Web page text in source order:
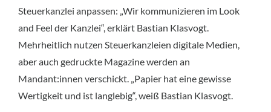
Steuerkanzlei anpassen: „Wir kommunizieren im Look
and Feel der Kanzlei“, erklärt Bastian Klasvogt.
Mehrheitlich nutzen Steuerkanzleien digitale Medien,
aber auch gedruckte Magazine werden an
Mandant:innen verschickt. „Papier hat eine gewisse
Wertigkeit und ist langlebig“, weiß Bastian Klasvogt.